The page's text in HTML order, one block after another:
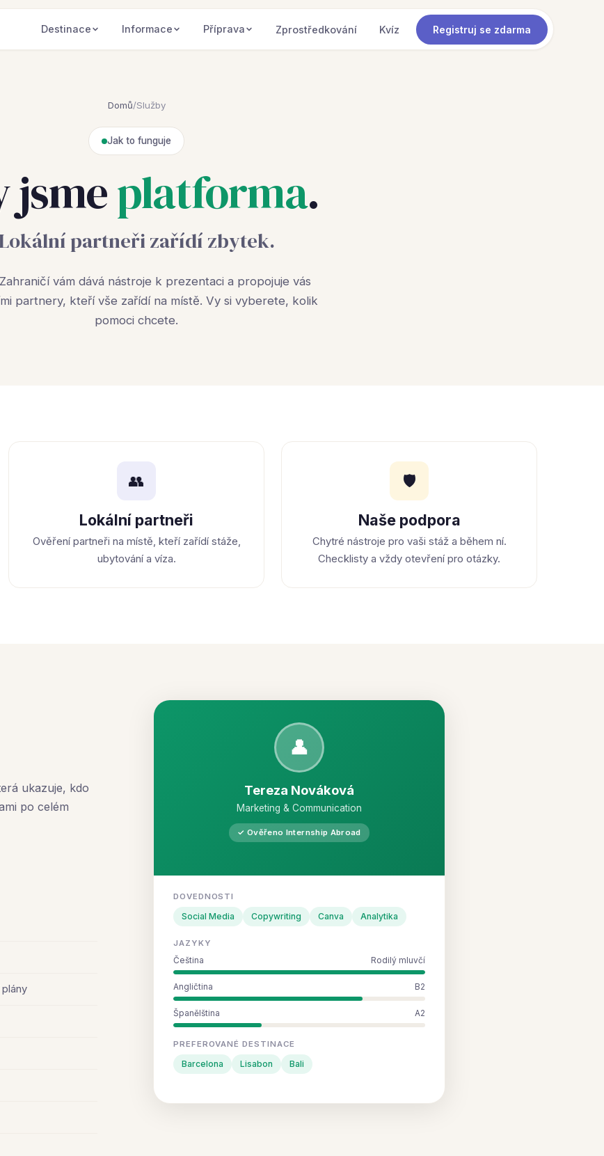
Destinace Informace Příprava Zprostředkování Kvíz Registruj se zdarma
Domů/Služby
Jak to funguje
jsmeplatforma.
partneři zařídí zbytek.
vám dává nástroje k prezentaci a propojuje vás
partnery, kteří vše zařídí na místě. Vy si vyberete, kolik
pomoci chcete.
👥
Lokální partneři
Ověření partneři na místě, kteří zařídí stáže,
ubytování a víza.
🛡
Naše podpora
Chytré nástroje pro vaši stáž a během ní.
Checklisty a vždy otevření pro otázky.
ukazuje, kdo
po celém
👤
Tereza Nováková
Marketing & Communication
✓ Ověřeno Internship Abroad
DOVEDNOSTI
Social Media Copywriting Canva Analytika
JAZYKY
Čeština Rodilý mluvčí
Angličtina B2
Španělština A2
PREFEROVANÉ DESTINACE
Barcelona Lisabon Bali